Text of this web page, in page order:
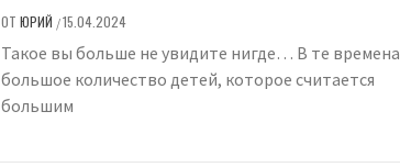
ОТ ЮРИЙ /15.04.2024
Такое вы больше не увидите нигде… В те времена
большое количество детей, которое считается
большим